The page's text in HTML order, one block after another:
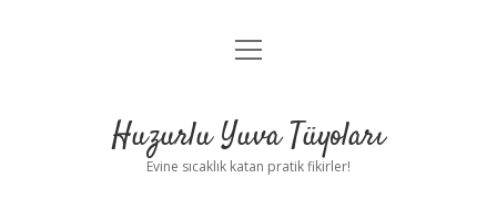
Anasayfa
Yasal Uyarı
menüyü
Huzurlu Yuva Tüyoları
Evine sıcaklık katan pratik fikirler!